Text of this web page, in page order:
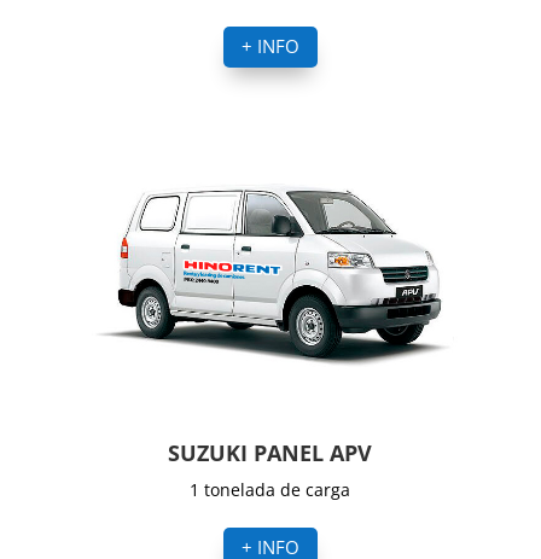
+ INFO
SUZUKI PANEL APV
1 tonelada de carga
+ INFO